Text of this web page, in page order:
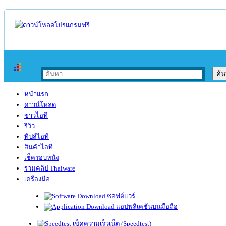
หน้าแรก
ดาวน์โหลด
ข่าวไอที
รีวิว
ทิปส์ไอที
สินค้าไอที
เช็ครอบหนัง
รวมคลิป Thaiware
เครื่องมือ
ซอฟต์แวร์
แอปพลิเคชันบนมือถือ
เช็คความเร็วเน็ต (Speedtest)